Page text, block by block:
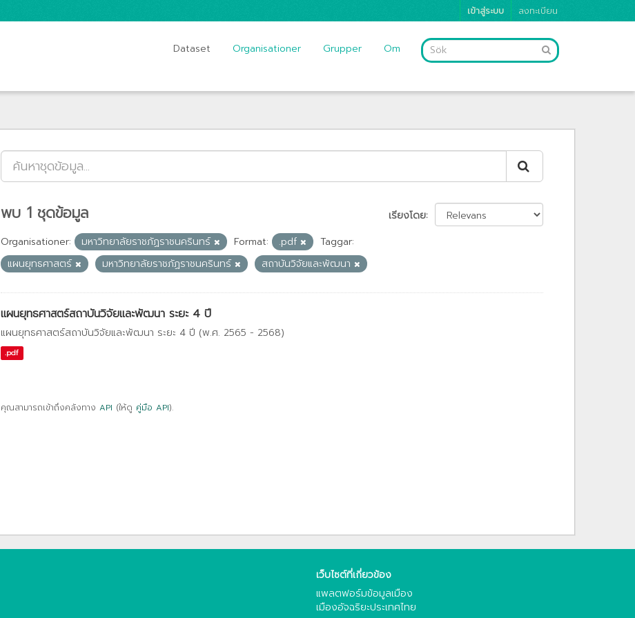
เข้าสู่ระบบ ลงทะเบียน
Dataset Organisationer Grupper Om
เรียงโดย
พบ 1 ชุดข้อมูล
Organisationer: มหาวิทยาลัยราชภัฏราชนครินทร์ Format: .pdf
Taggar:
แผนยุทธศาสตร์
มหาวิทยาลัยราชภัฏราชนครินทร์ สถาบันวิจัยและพัฒนา
แผนยุทธศาสตร์สถาบันวิจัยและพัฒนา ระยะ 4 ปี
แผนยุทธศาสตร์สถาบันวิจัยและพัฒนา ระยะ 4 ปี (พ.ศ. 2565 - 2568)
.pdf
คุณสามารถเข้าถึงคลังทาง API (ให้ดู คู่มือ API).
เว็บไซต์ที่เกี่ยวข้อง
แพลตฟอร์มข้อมูลเมือง
เมืองอัจฉริยะประเทศไทย